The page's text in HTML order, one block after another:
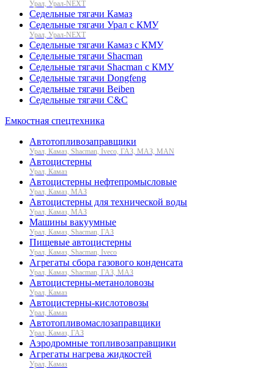
Урал, Урал-NEXT
Седельные тягачи Камаз
Седельные тягачи Урал с КМУ
Урал, Урал-NEXT
Седельные тягачи Камаз с КМУ
Седельные тягачи Shacman
Седельные тягачи Shacman с КМУ
Седельные тягачи Dongfeng
Седельные тягачи Beiben
Седельные тягачи C&C
Емкостная спецтехника
Автотопливозаправщики
Урал, Камаз, Shacman, Iveco, ГАЗ, МАЗ, MAN
Автоцистерны
Урал, Камаз
Автоцистерны нефтепромысловые
Урал, Камаз, МАЗ
Автоцистерны для технической воды
Урал, Камаз, МАЗ
Машины вакуумные
Урал, Камаз, Shacman, ГАЗ
Пищевые автоцистерны
Урал, Камаз, Shacman, Iveco
Агрегаты сбора газового конденсата
Урал, Камаз, Shacman, ГАЗ, МАЗ
Автоцистерны-метаноловозы
Урал, Камаз
Автоцистерны-кислотовозы
Урал, Камаз
Автотопливомаслозаправщики
Урал, Камаз, ГАЗ
Аэродромные топливозаправщики
Агрегаты нагрева жидкостей
Урал, Камаз